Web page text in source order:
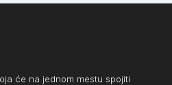
će na jednom mestu spojiti